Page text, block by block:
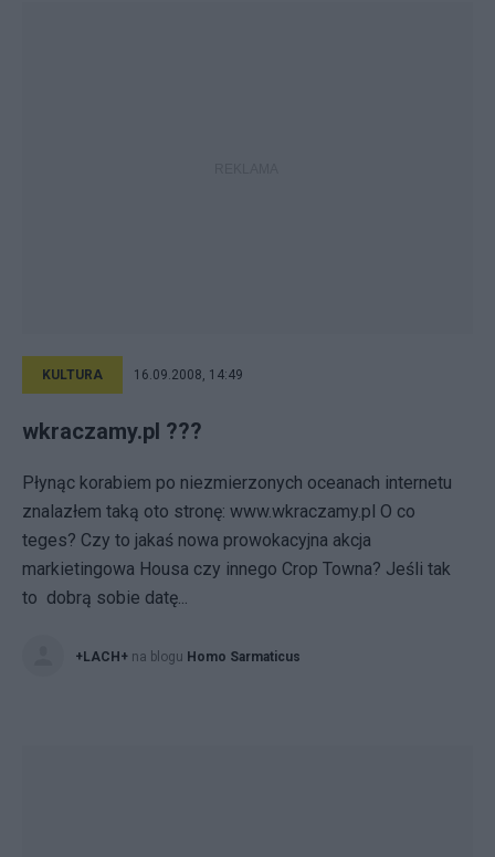
KULTURA 16.09.2008, 14:49
wkraczamy.pl ???
Płynąc korabiem po niezmierzonych oceanach internetu
znalazłem taką oto stronę: www.wkraczamy.pl O co
teges? Czy to jakaś nowa prowokacyjna akcja
markietingowa Housa czy innego Crop Towna? Jeśli tak
to dobrą sobie datę...
+LACH+ na blogu Homo Sarmaticus